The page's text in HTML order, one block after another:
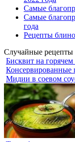
Самые
Самые
года
Рецепты
Случайные рецепты
Бисквит на
Консервированные
Мидии в соевом